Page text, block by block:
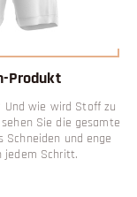
Produkt
wie wird Stoff zu
Sie die gesamte
Schneiden und enge
jedem Schritt.